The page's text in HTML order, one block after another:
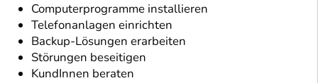
Computerprogramme installieren
Telefonanlagen einrichten
Backup-Lösungen erarbeiten
Störungen beseitigen
KundInnen beraten